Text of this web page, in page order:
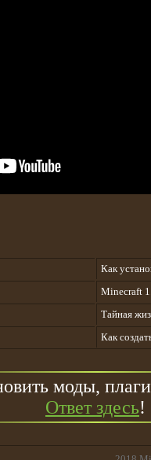
Как
Minecraft
Тайная
Как
моды,
Ответ здесь!